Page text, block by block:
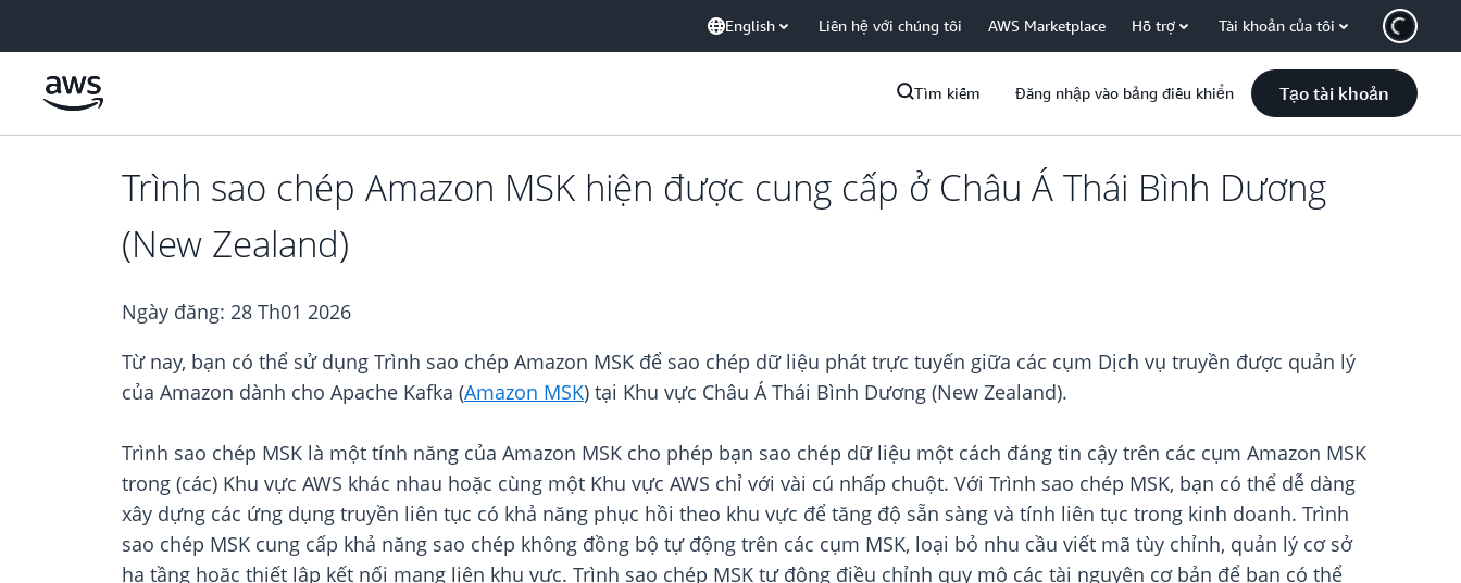
English Liên hệ với chúng tôi AWS Marketplace Hỗ trợ Tài khoản của tôi
Tìm kiếm Đăng nhập vào bảng điều khiển Tạo tài khoản
Trình sao chép Amazon MSK hiện được cung cấp ở Châu Á Thái Bình Dương
(New Zealand)
Ngày đăng: 28 Th01 2026
Từ nay, bạn có thể sử dụng Trình sao chép Amazon MSK để sao chép dữ liệu phát trực tuyến giữa các cụm Dịch vụ truyền được quản lý
của Amazon dành cho Apache Kafka (Amazon MSK) tại Khu vực Châu Á Thái Bình Dương (New Zealand).
Trình sao chép MSK là một tính năng của Amazon MSK cho phép bạn sao chép dữ liệu một cách đáng tin cậy trên các cụm Amazon MSK
trong (các) Khu vực AWS khác nhau hoặc cùng một Khu vực AWS chỉ với vài cú nhấp chuột. Với Trình sao chép MSK, bạn có thể dễ dàng
xây dựng các ứng dụng truyền liên tục có khả năng phục hồi theo khu vực để tăng độ sẵn sàng và tính liên tục trong kinh doanh. Trình
sao chép MSK cung cấp khả năng sao chép không đồng bộ tự động trên các cụm MSK, loại bỏ nhu cầu viết mã tùy chỉnh, quản lý cơ sở
hạ tầng hoặc thiết lập kết nối mạng liên khu vực. Trình sao chép MSK tự động điều chỉnh quy mô các tài nguyên cơ bản để bạn có thể